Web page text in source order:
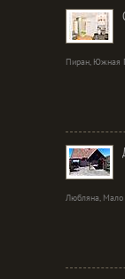
Пиран, Южная
Любляна, Мало